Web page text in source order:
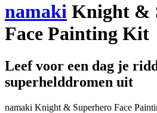
namaki Knight &
Face Painting Kit
Leef voor een dag je
superhelddromen uit
namaki Knight & Superhero Face